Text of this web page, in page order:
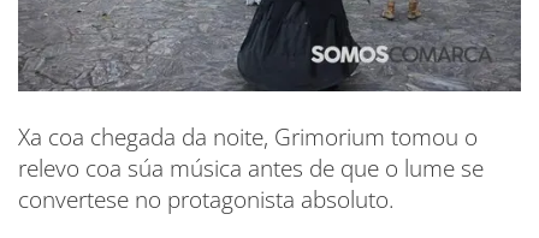
Xa coa chegada da noite, Grimorium tomou o
relevo coa súa música antes de que o lume se
convertese no protagonista absoluto.